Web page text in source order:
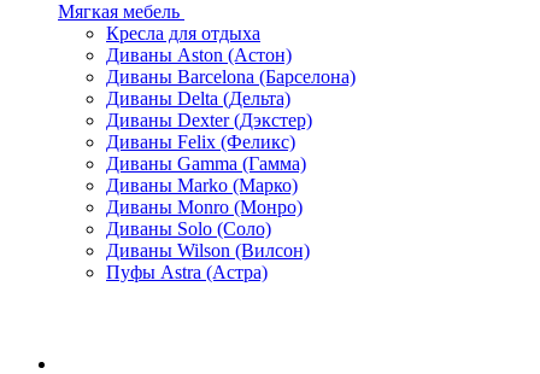
Мягкая мебель
Кресла для отдыха
Диваны Aston (Астон)
Диваны Barcelona (Барселона)
Диваны Delta (Дельта)
Диваны Dexter (Дэкстер)
Диваны Felix (Феликс)
Диваны Gamma (Гамма)
Диваны Marko (Марко)
Диваны Monro (Монро)
Диваны Solo (Соло)
Диваны Wilson (Вилсон)
Пуфы Astra (Астра)